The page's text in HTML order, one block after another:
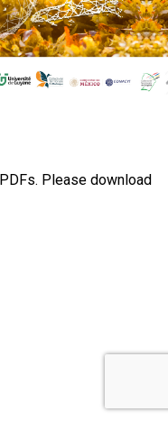
Please download